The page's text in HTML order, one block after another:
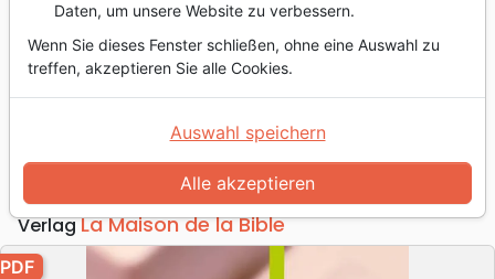
Startseite Bücher
Leiden, Seelsorge
Choisir le pardon - Pdf
Choisir le pardon
Autor :Nancy Leigh DeMoss Wolgemuth
Artikel-Nr.MB3513-PDF EAN9782826097686
VerlagLa Maison de la Bible
PDF
Daten, um unsere Website zu verbessern.
Wenn Sie dieses Fenster schließen, ohne eine Auswahl zu
treffen, akzeptieren Sie alle Cookies.
Alle akzeptieren
Auswahl speichern